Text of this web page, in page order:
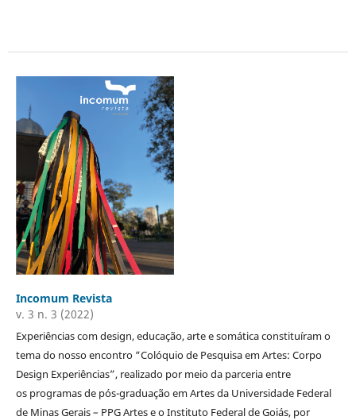
Incomum Revista
v. 3 n. 3 (2022)
Experiências com design, educação, arte e somática constituíram o
tema do nosso encontro “Colóquio de Pesquisa em Artes: Corpo
Design Experiências”, realizado por meio da parceria entre
os programas de pós-graduação em Artes da Universidade Federal
de Minas Gerais – PPG Artes e o Instituto Federal de Goiás, por